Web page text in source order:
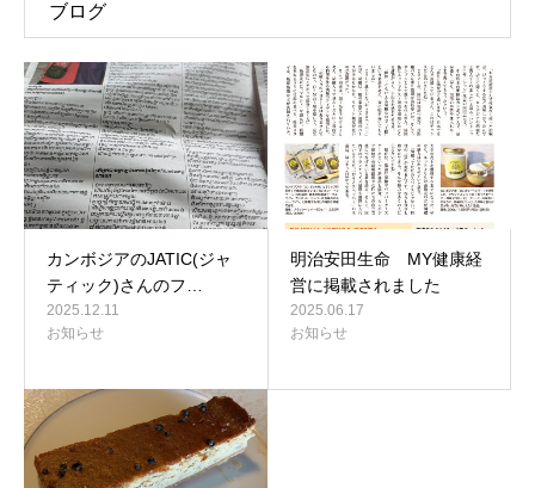
ブログ
カンボジアのJATIC(ジャ
ティック)さんのフ…
2025.12.11
お知らせ
明治安田生命 MY健康経
営に掲載されました
2025.06.17
お知らせ